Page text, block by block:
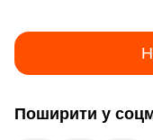
Поширити у